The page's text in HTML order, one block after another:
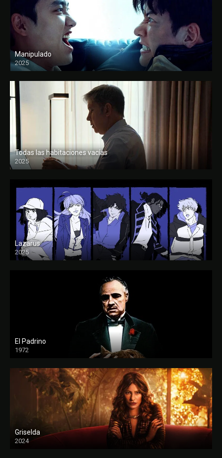
Manipulado
2025
Todas las habitaciones vacías
2025
FULL HD
Lazarus
2025
El Padrino
1972
FULL HD
Griselda
2024